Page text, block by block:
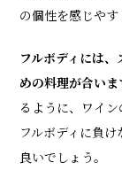
の個性を感じやす
フルボディには
めの料理が合いま
るように、ワイ
フルボディに負
良いでしょう。